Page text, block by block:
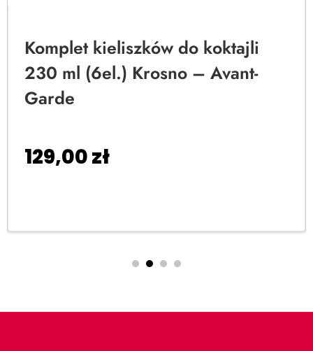
Komplet kieliszków do koktajli
230 ml (6el.) Krosno – Avant-
Garde
129,00zł